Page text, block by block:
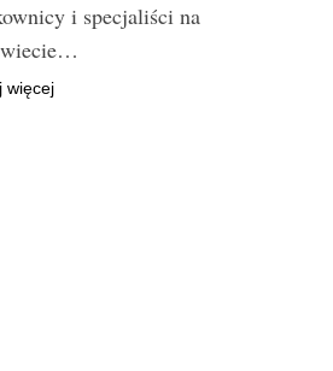
i specjaliści na
więcej